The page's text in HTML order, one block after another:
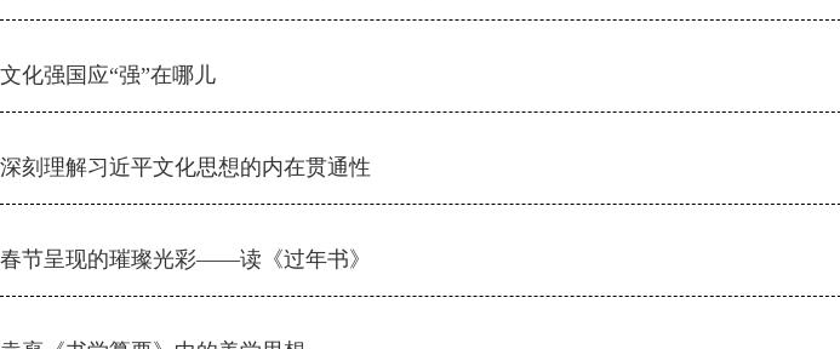
文化强国应“强”在哪儿
深刻理解习近平文化思想的内在贯通性
春节呈现的璀璨光彩——读《过年书》